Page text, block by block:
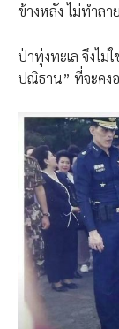
ข้างหลัง ไม่ทำล
ป่าทุ่งทะเล จึงไ
ปณิธาน” ที่จะคง